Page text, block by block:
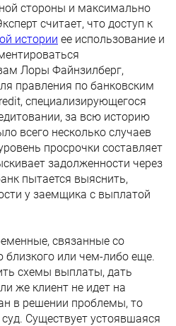
стороны и максимально
считает, что доступ к
истории ее использование и
Лоры Файнзилберг,
правления по банковским
специализирующегося
за всю историю
всего несколько случаев
просрочки составляет
задолженности через
пытается выяснить,
у заемщика с выплатой
связанные со
или чем-либо еще.
схемы выплаты, дать
же клиент не идет на
в решении проблемы, то
Существует устоявшаяся